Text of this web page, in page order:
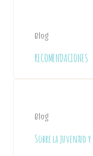
Blog
RECOMENDACIONES
Blog
Sobre la juventud y